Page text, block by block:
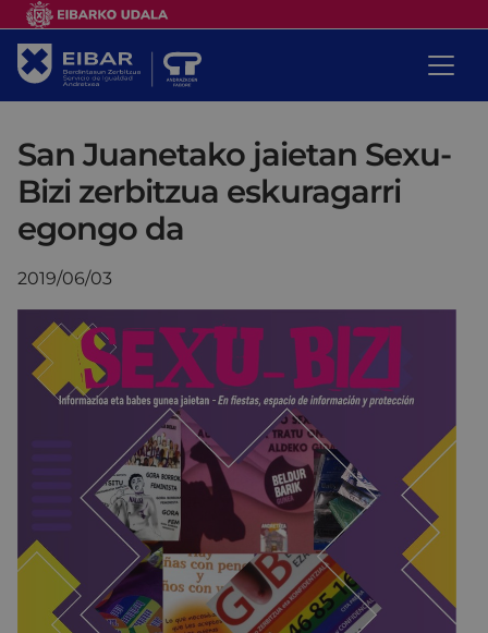
San Juanetako jaietan Sexu-
Bizi zerbitzua eskuragarri
egongo da
2019/06/03